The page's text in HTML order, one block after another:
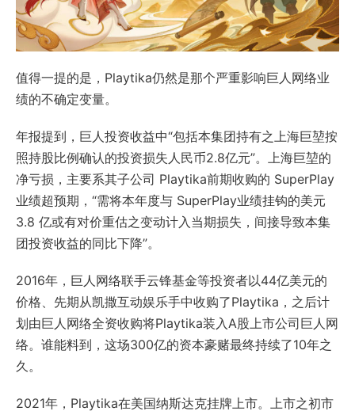
值得一提的是，Playtika仍然是那个严重影响巨人网络业
绩的不确定变量。
年报提到，巨人投资收益中“包括本集团持有之上海巨堃按
照持股比例确认的投资损失人民币2.8亿元”。上海巨堃的
净亏损，主要系其子公司 Playtika前期收购的 SuperPlay
业绩超预期，“需将本年度与 SuperPlay业绩挂钩的美元
3.8 亿或有对价重估之变动计入当期损失，间接导致本集
团投资收益的同比下降”。
2016年，巨人网络联手云锋基金等投资者以44亿美元的
价格、先期从凯撒互动娱乐手中收购了Playtika，之后计
划由巨人网络全资收购将Playtika装入A股上市公司巨人网
络。谁能料到，这场300亿的资本豪赌最终持续了10年之
久。
2021年，Playtika在美国纳斯达克挂牌上市。上市之初市